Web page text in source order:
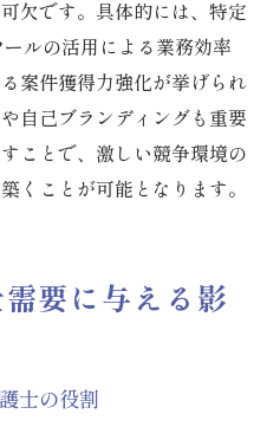
欠です。具体的には、特定
ルの活用による業務効率
案件獲得力強化が挙げられ
自己ブランディングも重要
ことで、激しい競争環境の
くことが可能となります。
要に与える影
士の役割